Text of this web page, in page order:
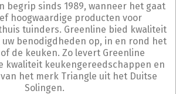
begrip sinds 1989, wanneer het gaat
hoogwaardige producten voor
tuinders. Greenline bied kwaliteit
benodigdheden op, in en rond het
de keuken. Zo levert Greenline
kwaliteit keukengereedschappen en
het merk Triangle uit het Duitse
Solingen.